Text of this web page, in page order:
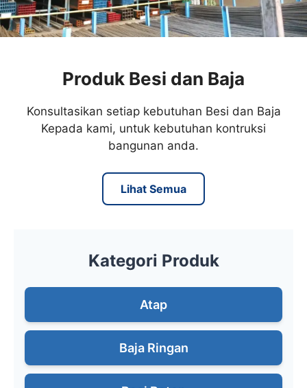
Produk Besi dan Baja
Konsultasikan setiap kebutuhan Besi dan Baja
Kepada kami, untuk kebutuhan kontruksi
bangunan anda.
Lihat Semua
Kategori Produk
Atap
Baja Ringan